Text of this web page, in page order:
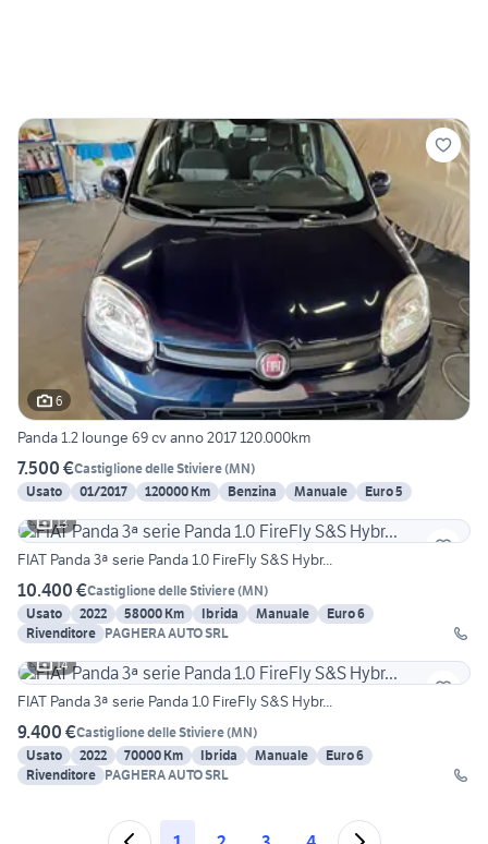
6
Panda 1.2 lounge 69 cv anno 2017 120.000km
7.500 €Castiglione delle Stiviere(MN)
Usato
01/2017 120000 Km Benzina Manuale
Euro 5
13
FIAT Panda 3ª serie Panda 1.0 FireFly S&S Hybr...
10.400 €Castiglione delle Stiviere(MN)
Usato
2022 58000 Km Ibrida Manuale
Euro 6
Rivenditore PAGHERA AUTO SRL
14
FIAT Panda 3ª serie Panda 1.0 FireFly S&S Hybr...
9.400 €Castiglione delle Stiviere(MN)
Usato
2022 70000 Km Ibrida Manuale
Euro 6
Rivenditore PAGHERA AUTO SRL